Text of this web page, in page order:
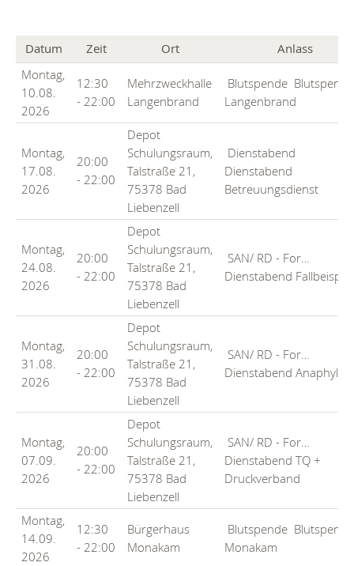
Datum Zeit Ort
Anlass
Montag,
10.08.
2026
12:30
- 22:00
Mehrzweckhalle
Langenbrand
Blutspende Blutspende
Langenbrand
Montag,
17.08.
2026
20:00
- 22:00
Depot
Schulungsraum,
Talstraße 21,
75378 Bad
Liebenzell
Dienstabend
Dienstabend
Betreuungsdienst
Montag,
24.08.
2026
20:00
- 22:00
Depot
Schulungsraum,
Talstraße 21,
75378 Bad
Liebenzell
SAN/ RD - For…
Dienstabend
Montag,
31.08.
2026
20:00
- 22:00
Depot
Schulungsraum,
Talstraße 21,
75378 Bad
Liebenzell
SAN/ RD - For…
Dienstabend
Montag,
07.09.
2026
20:00
- 22:00
Depot
Schulungsraum,
Talstraße 21,
75378 Bad
Liebenzell
SAN/ RD - For…
Dienstabend TQ +
Druckverband
Montag,
14.09.
2026
12:30
- 22:00
Bürgerhaus
Monakam
Blutspende Blutspende
Monakam